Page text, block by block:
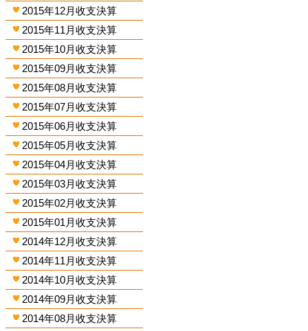
2015年12月收支決算
2015年11月收支決算
2015年10月收支決算
2015年09月收支決算
2015年08月收支決算
2015年07月收支決算
2015年06月收支決算
2015年05月收支決算
2015年04月收支決算
2015年03月收支決算
2015年02月收支決算
2015年01月收支決算
2014年12月收支決算
2014年11月收支決算
2014年10月收支決算
2014年09月收支決算
2014年08月收支決算